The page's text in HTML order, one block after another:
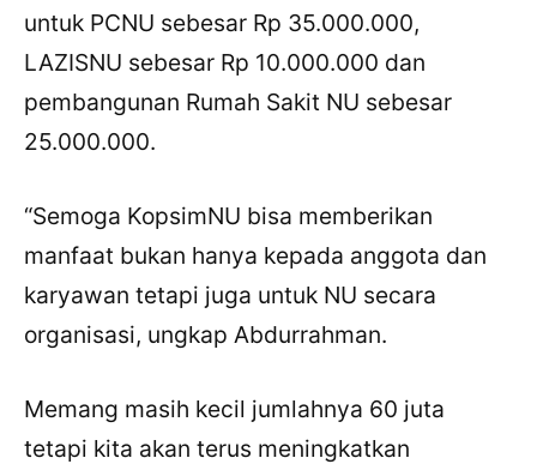
untuk PCNU sebesar Rp 35.000.000,
LAZISNU sebesar Rp 10.000.000 dan
pembangunan Rumah Sakit NU sebesar
25.000.000.
“Semoga KopsimNU bisa memberikan
manfaat bukan hanya kepada anggota dan
karyawan tetapi juga untuk NU secara
organisasi, ungkap Abdurrahman.
Memang masih kecil jumlahnya 60 juta
tetapi kita akan terus meningkatkan